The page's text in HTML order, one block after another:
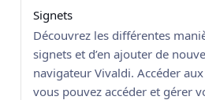
Signets
Découvrez les différentes
signets et d’en ajouter de
navigateur Vivaldi. Accéder
vous pouvez accéder et gérer